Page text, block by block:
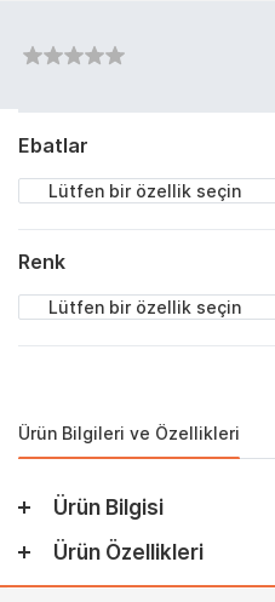
Ebatlar
Renk
Ürün Bilgileri ve Özellikleri
Ürün Bilgisi
Ürün Özellikleri